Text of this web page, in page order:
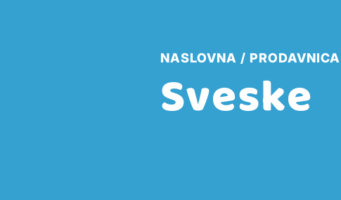
NASLOVNA PRODAVNICA
Sveske